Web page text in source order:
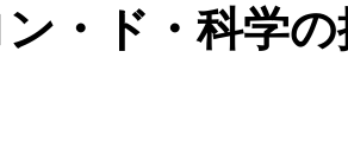
・ド・科学